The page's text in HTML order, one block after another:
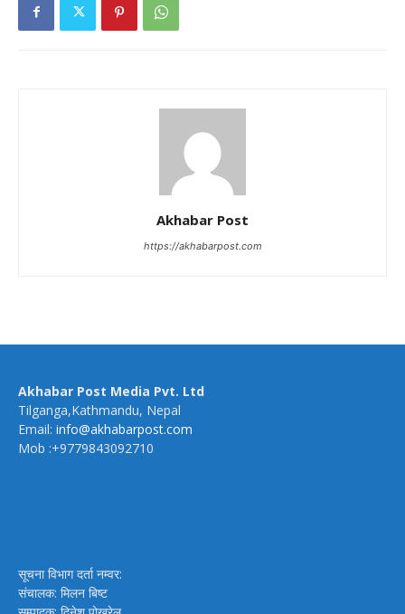
Akhabar Post
https://akhabarpost.com
Akhabar Post Media Pvt. Ltd
Tilganga,Kathmandu, Nepal
Email: info@akhabarpost.com
Mob :+9779843092710
सूचना विभाग दर्ता नम्वर:
संचालक: मिलन बिष्ट